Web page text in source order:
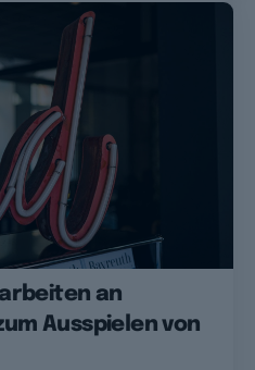
an
Ausspielen von